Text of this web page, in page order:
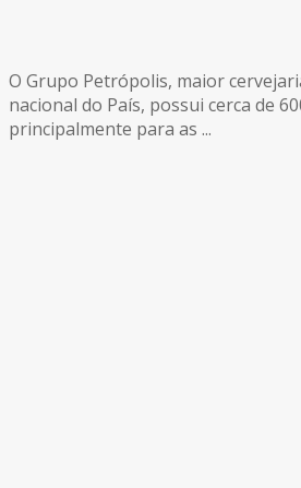
O Grupo Petrópolis, maior
nacional do País, possui cerca de
principalmente para as ...